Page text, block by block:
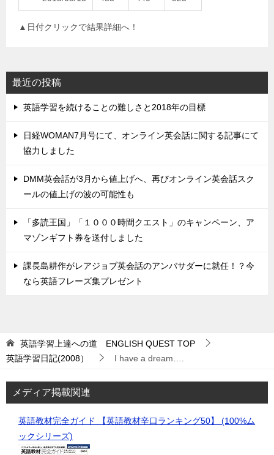
▲日付クリックで結果詳細へ！
最近の投稿
英語学習を続けることの難しさと2018年の目標
日経WOMAN7月号にて、オンライン英会話に関する記事にて
協力しました
DMM英会話が3月から値上げへ、再びオンライン英会話スク
ールの値上げの波の可能性も
「多読王国」「１０００時間クエスト」のキャンペーン、ア
マゾンギフト券を送付しました
課長島耕作がレアジョブ英会話のアンバサダーに就任！？今
なら英語フレーズ集プレゼント
英語学習上達への道 ENGLISH QUEST TOP
英語学習日記(2008）
I have a dream….
メディア掲載関連
英語教材完全ガイド 【英語教材辛口ランキング50】 (100%ム
ックシリーズ)